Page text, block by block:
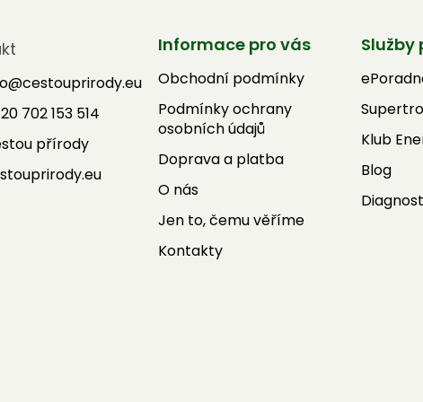
@cestouprirody.eu
702 153 514
přírody
Informace pro vás
Obchodní podmínky
Podmínky ochrany
osobních údajů
Doprava a platba
O nás
Jen to, čemu věříme
Kontakty
Služby
Klub
Blog